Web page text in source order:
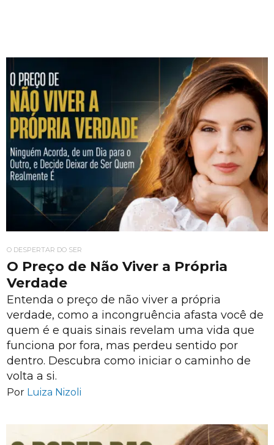
O DESPERTAR DO SER
O Preço de Não Viver a Própria
Verdade
Entenda o preço de não viver a própria
verdade, como a incongruência afasta você de
quem é e quais sinais revelam uma vida que
funciona por fora, mas perdeu sentido por
dentro. Descubra como iniciar o caminho de
volta a si.
Por Luiza Nizoli